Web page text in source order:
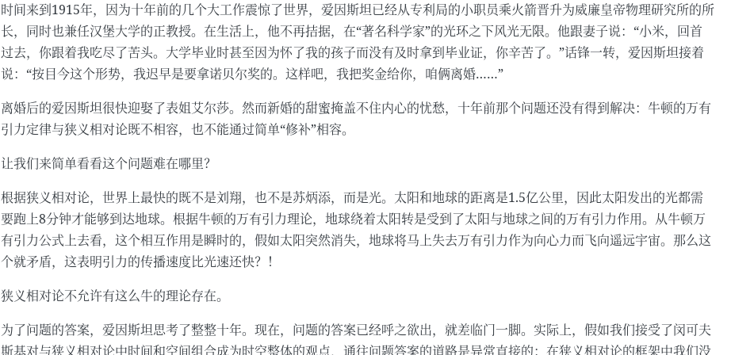
时间来到1915年，因为十年前的几个大工作震惊了世界，爱因斯坦已经从专利局的小职员乘火箭晋升为威廉皇帝物理研究所的所
长，同时也兼任汉堡大学的正教授。在生活上，他不再拮据，在“著名科学家”的光环之下风光无限。他跟妻子说：“小米，回首
过去，你跟着我吃尽了苦头。大学毕业时甚至因为怀了我的孩子而没有及时拿到毕业证，你辛苦了。”话锋一转，爱因斯坦接着
说：“按目今这个形势，我迟早是要拿诺贝尔奖的。这样吧，我把奖金给你，咱俩离婚……”
离婚后的爱因斯坦很快迎娶了表姐艾尔莎。然而新婚的甜蜜掩盖不住内心的忧愁，十年前那个问题还没有得到解决：牛顿的万有
引力定律与狭义相对论既不相容，也不能通过简单“修补”相容。
让我们来简单看看这个问题难在哪里？
根据狭义相对论，世界上最快的既不是刘翔，也不是苏炳添，而是光。太阳和地球的距离是1.5亿公里，因此太阳发出的光都需
要跑上8分钟才能够到达地球。根据牛顿的万有引力理论，地球绕着太阳转是受到了太阳与地球之间的万有引力作用。从牛顿万
有引力公式上去看，这个相互作用是瞬时的，假如太阳突然消失，地球将马上失去万有引力作为向心力而飞向遥远宇宙。那么这
个就矛盾，这表明引力的传播速度比光速还快？！
狭义相对论不允许有这么牛的理论存在。
为了问题的答案，爱因斯坦思考了整整十年。现在，问题的答案已经呼之欲出，就差临门一脚。实际上，假如我们接受了闵可夫
斯基对与狭义相对论中时间和空间组合成为时空整体的观点，通往问题答案的道路是异常直接的：在狭义相对论的框架中我们没